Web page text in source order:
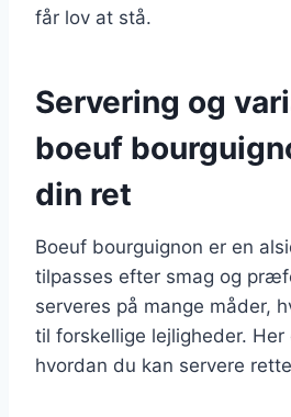
får lov at stå.
Servering og
boeuf
din ret
Boeuf bourguignon er en
tilpasses efter smag og
serveres på mange måder,
til forskellige lejligheder.
hvordan du kan servere